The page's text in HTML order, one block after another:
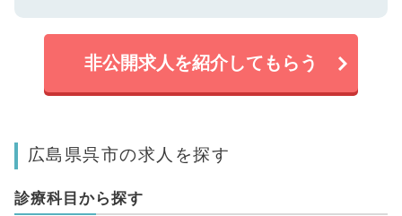
非公開求人を紹介してもらう
広島県呉市の求人を探す
診療科目から探す